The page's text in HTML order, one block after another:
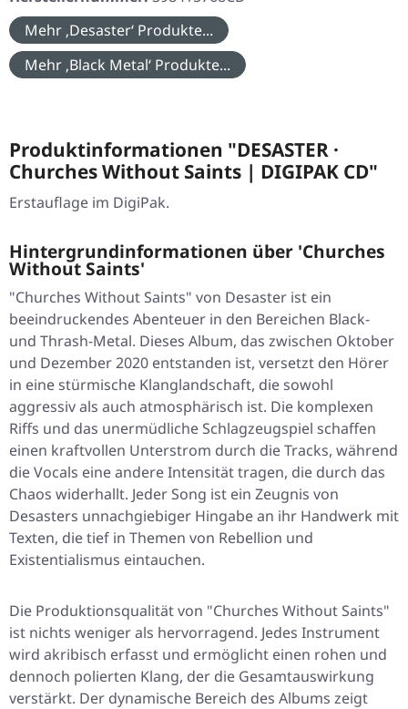
Mehr ‚Desaster‘ Produkte...
Mehr ‚Black Metal‘ Produkte...
Produktinformationen "DESASTER ·
Churches Without Saints | DIGIPAK CD"
Erstauflage im DigiPak.
Hintergrundinformationen über 'Churches
Without Saints'
"Churches Without Saints" von Desaster ist ein
beeindruckendes Abenteuer in den Bereichen Black-
und Thrash-Metal. Dieses Album, das zwischen Oktober
und Dezember 2020 entstanden ist, versetzt den Hörer
in eine stürmische Klanglandschaft, die sowohl
aggressiv als auch atmosphärisch ist. Die komplexen
Riffs und das unermüdliche Schlagzeugspiel schaffen
einen kraftvollen Unterstrom durch die Tracks, während
die Vocals eine andere Intensität tragen, die durch das
Chaos widerhallt. Jeder Song ist ein Zeugnis von
Desasters unnachgiebiger Hingabe an ihr Handwerk mit
Texten, die tief in Themen von Rebellion und
Existentialismus eintauchen.
Die Produktionsqualität von "Churches Without Saints"
ist nichts weniger als hervorragend. Jedes Instrument
wird akribisch erfasst und ermöglicht einen rohen und
dennoch polierten Klang, der die Gesamtauswirkung
verstärkt. Der dynamische Bereich des Albums zeigt